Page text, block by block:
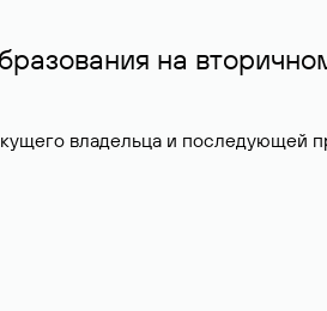
на
владельца и последующей